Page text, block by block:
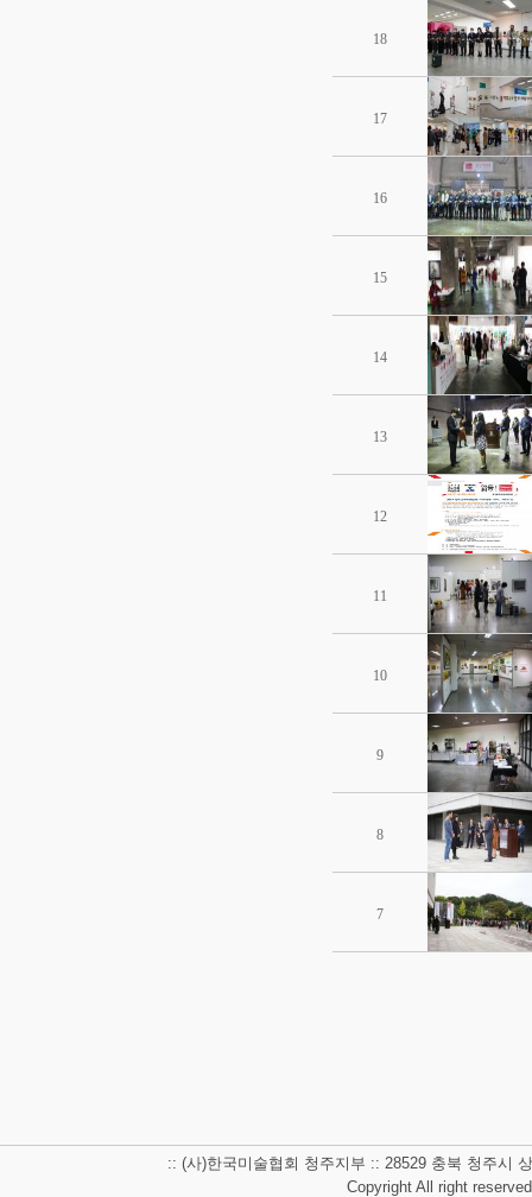
18
17
16
15
14
13
12
11
10
9
8
7
:: (사)한국미술협회 청주지부 :: 28529 충북 청주시
Copyright All right